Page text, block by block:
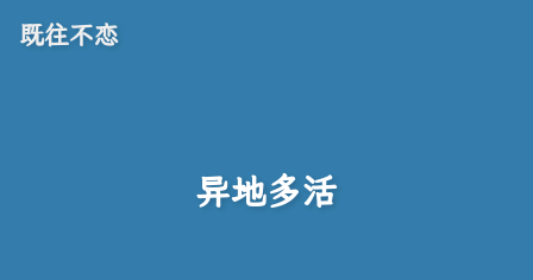
既往不恋
异地多活